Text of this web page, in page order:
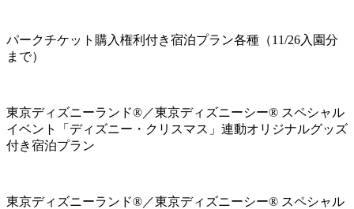
パークチケット購入権利付き宿泊プラン各種（11/26入園分
まで）
東京ディズニーランド®／東京ディズニーシー® スペシャル
イベント「ディズニー・クリスマス」連動オリジナルグッズ
付き宿泊プラン
東京ディズニーランド®／東京ディズニーシー® スペシャル